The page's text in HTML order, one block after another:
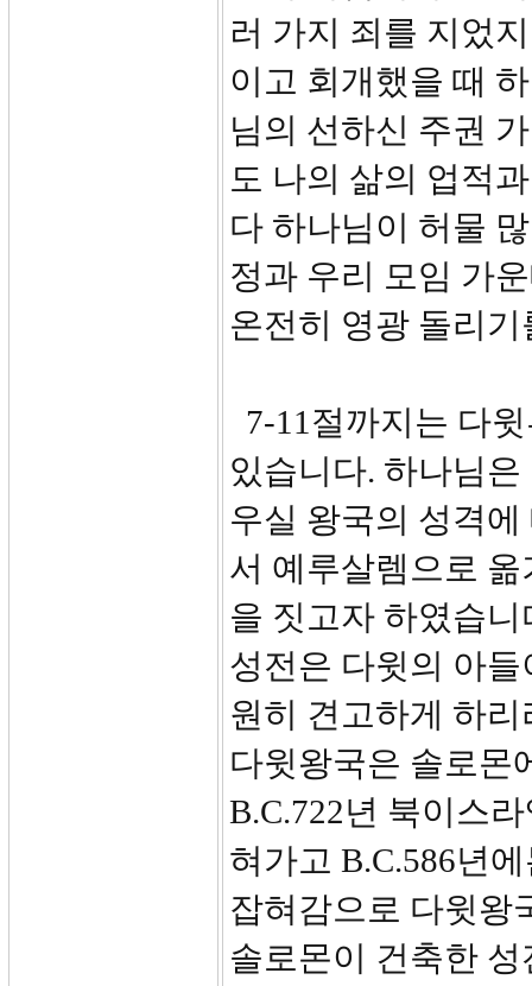
러 가지 죄를 지었
이고 회개했을 때
님의 선하신 주권
도 나의 삶의 업적
다 하나님이 허물
정과 우리 모임 가
온전히 영광 돌리
7-11절까지는 다
있습니다. 하나님
우실 왕국의 성격
서 예루살렘으로
을 짓고자 하였습
성전은 다윗의 아
원히 견고하게 하
다윗왕국은 솔로몬
B.C.722년 북이스
혀가고 B.C.586년
잡혀감으로 다윗왕
솔로몬이 건축한